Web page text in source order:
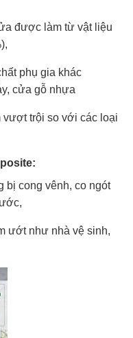
được làm từ vật liệu
phụ gia khác
cửa gỗ nhựa
trội so với các loại
bị cong vênh, co ngót
ướt như nhà vệ sinh,